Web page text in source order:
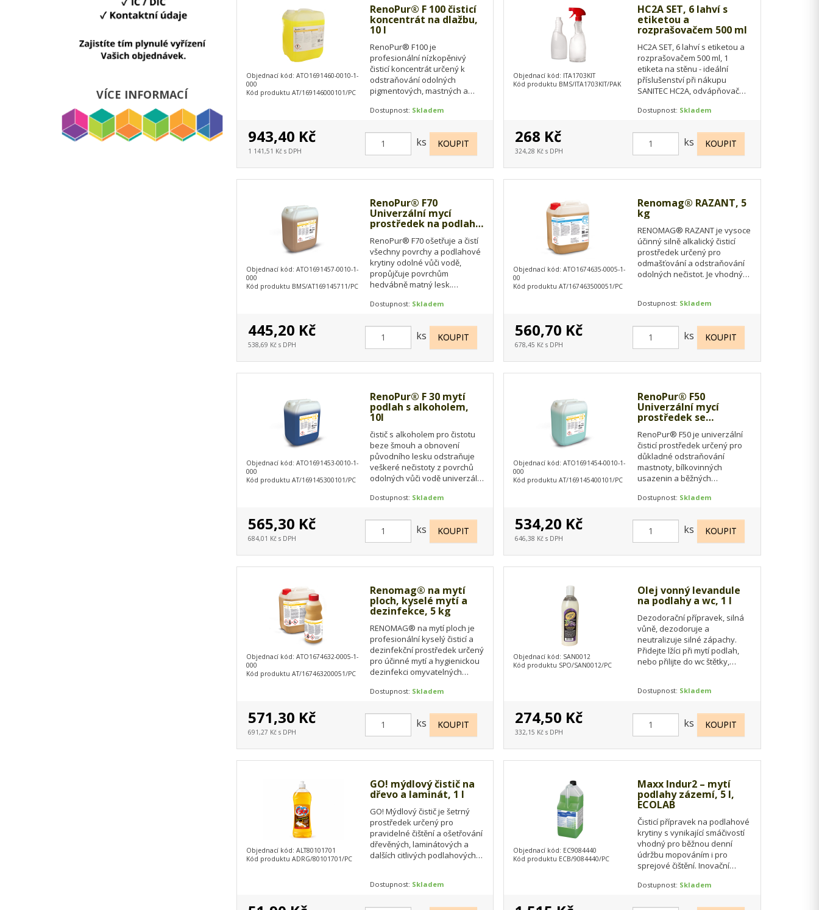
RenoPur® F 100 čisticí
koncentrát na dlažbu,
10 l
RenoPur® F100 je
profesionální nízkopěnivý
čisticí koncentrát určený k
odstraňování odolných
pigmentových, mastných a
mikroporézních, mírně
Dostupnost: Skladem
Objednací kód: ATO1691460-0010-1-
000
Kód produktu AT/169146000101/PC
943,40 Kč
1 141,51 Kč s DPH
ks
HC2A SET, 6 lahví s
etiketou a
rozprašovačem 500 ml
HC2A SET, 6 lahví s etiketou a
rozprašovačem 500 ml, 1
etiketa na stěnu - ideální
příslušenství při nákupu
SANITEC HC2A, odvápňovač
balení obsahuje 1…
Dostupnost: Skladem
Objednací kód: ITA1703KIT
Kód produktu BMS/ITA1703KIT/PAK
268 Kč
324,28 Kč s DPH
ks
RenoPur® F70
Univerzální mycí
prostředek na podlahy,
RenoPur® F70 ošetřuje a čistí
všechny povrchy a podlahové
krytiny odolné vůči vodě,
propůjčuje povrchům
hedvábně matný lesk.
a kámen, s promašťujícím…
Dostupnost: Skladem
Objednací kód: ATO1691457-0010-1-
000
Kód produktu BMS/AT169145711/PC
445,20 Kč
538,69 Kč s DPH
ks
Renomag® RAZANT, 5
kg
RENOMAG® RAZANT je vysoce
účinný silně alkalický čisticí
prostředek určený pro
odmašťování a odstraňování
odolných nečistot. Je vhodný
Dostupnost: Skladem
Objednací kód: ATO1674635-0005-1-
00
Kód produktu AT/167463500051/PC
560,70 Kč
678,45 Kč s DPH
ks
RenoPur® F 30 mytí
podlah s alkoholem,
10l
čistič s alkoholem pro čistotu
beze šmouh a obnovení
původního lesku odstraňuje
veškeré nečistoty z povrchů
odolných vůči vodě univerzální
pro…
Dostupnost: Skladem
Objednací kód: ATO1691453-0010-1-
000
Kód produktu AT/169145300101/PC
565,30 Kč
684,01 Kč s DPH
ks
RenoPur® F50
Univerzální mycí
prostředek se
RenoPur® F50 je univerzální
čisticí prostředek určený pro
důkladné odstraňování
mastnoty, bílkovinných
usazenin a běžných
odolných vůči zásadám. Díky…
Dostupnost: Skladem
Objednací kód: ATO1691454-0010-1-
000
Kód produktu AT/169145400101/PC
534,20 Kč
646,38 Kč s DPH
ks
Renomag® na mytí
ploch, kyselé mytí a
dezinfekce, 5 kg
RENOMAG® na mytí ploch je
profesionální kyselý čisticí a
dezinfekční prostředek určený
pro účinné mytí a hygienickou
dezinfekci omyvatelných
Dostupnost: Skladem
Objednací kód: ATO1674632-0005-1-
000
Kód produktu AT/167463200051/PC
571,30 Kč
691,27 Kč s DPH
ks
Olej vonný levandule
na podlahy a wc, 1 l
Dezodorační přípravek, silná
vůně, dezodoruje a
neutralizuje silné zápachy.
Přidejte lžíci při mytí podlah,
nebo přilijte do wc štětky,
Dostupnost: Skladem
Objednací kód: SAN0012
Kód produktu SPO/SAN0012/PC
274,50 Kč
332,15 Kč s DPH
ks
GO! mýdlový čistič na
dřevo a laminát, 1 l
GO! Mýdlový čistič je šetrný
prostředek určený pro
pravidelné čištění a ošetřování
dřevěných, laminátových a
dalších citlivých podlahových
Dostupnost: Skladem
Objednací kód: ALT80101701
Kód produktu ADRG/80101701/PC
Maxx Indur2 – mytí
podlahy zázemí, 5 l,
ECOLAB
Čisticí přípravek na podlahové
krytiny s vynikající smáčivostí
vhodný pro běžnou denní
údržbu mopováním i pro
sprejové čištění. Inovační
nové…
Dostupnost: Skladem
Objednací kód: EC9084440
Kód produktu ECB/9084440/PC
VÍCE INFORMACÍ